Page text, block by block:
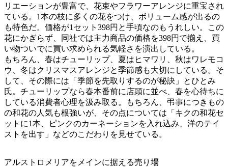
リエーションが豊富で、花束やフラワーアレンジに重宝され
ている。1本の枝に多くの花をつけ、ボリューム感が出るの
も特色だ。価格が1セット398円と手頃なのもうれしい。この
花にかぎらず、同社では主力商品の価格を398円で揃え、買
い物ついでに買い求められる気軽さを演出している。
もちろん、春はチューリップ、夏はヒマワリ、秋はワレモコ
ウ、冬はクリスマスアレンジと季節感も大切にしている。そ
して、その際には「季節を先取りするのが秘訣」とひとみ
氏。チューリップなら春本番前に店頭に並べ、春を心待ちに
している消費者心理を汲み取る。もちろん、弔事につきもの
の和花の人気も根強いが、その点については「キクの和花セ
ットに1本、ピンクのカーネーションを入れ込み、洋のテイ
ストを出す」などのこだわりを見せている。
アルストロメリアをメインに据える売り場